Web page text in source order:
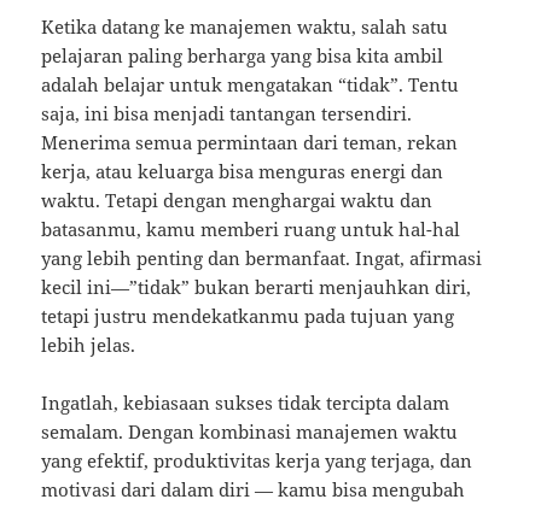
Ketika datang ke manajemen waktu, salah satu
pelajaran paling berharga yang bisa kita ambil
adalah belajar untuk mengatakan “tidak”. Tentu
saja, ini bisa menjadi tantangan tersendiri.
Menerima semua permintaan dari teman, rekan
kerja, atau keluarga bisa menguras energi dan
waktu. Tetapi dengan menghargai waktu dan
batasanmu, kamu memberi ruang untuk hal-hal
yang lebih penting dan bermanfaat. Ingat, afirmasi
kecil ini—”tidak” bukan berarti menjauhkan diri,
tetapi justru mendekatkanmu pada tujuan yang
lebih jelas.
Ingatlah, kebiasaan sukses tidak tercipta dalam
semalam. Dengan kombinasi manajemen waktu
yang efektif, produktivitas kerja yang terjaga, dan
motivasi dari dalam diri — kamu bisa mengubah